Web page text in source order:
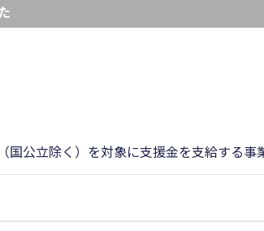
公立除く）を対象に支援金を支給する事